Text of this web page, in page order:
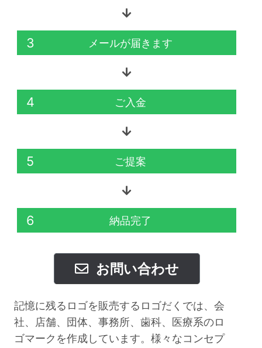
3 メールが届きます
4 ご入金
5 ご提案
6 納品完了
お問い合わせ
記憶に残るロゴを販売するロゴだくでは、会
社、店舗、団体、事務所、歯科、医療系のロ
ゴマークを作成しています。様々なコンセプ